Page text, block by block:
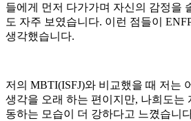
들에게 먼저 다가가며 자신의 감정을
도 자주 보였습니다. 이런 점들이
생각했습니다.
저의 MBTI(ISFJ)와 비교했을 때 저는
생각을 오래 하는 편이지만, 나희도는
동하는 모습이 더 강하다고 느꼈습니